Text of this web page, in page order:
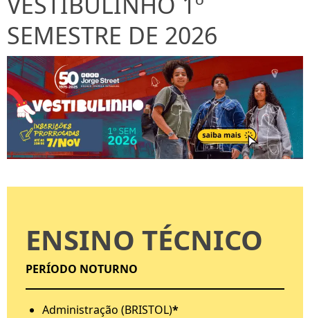
SEMESTRE DE 2026
ENSINO TÉCNICO
PERÍODO NOTURNO
Administração (BRISTOL)*